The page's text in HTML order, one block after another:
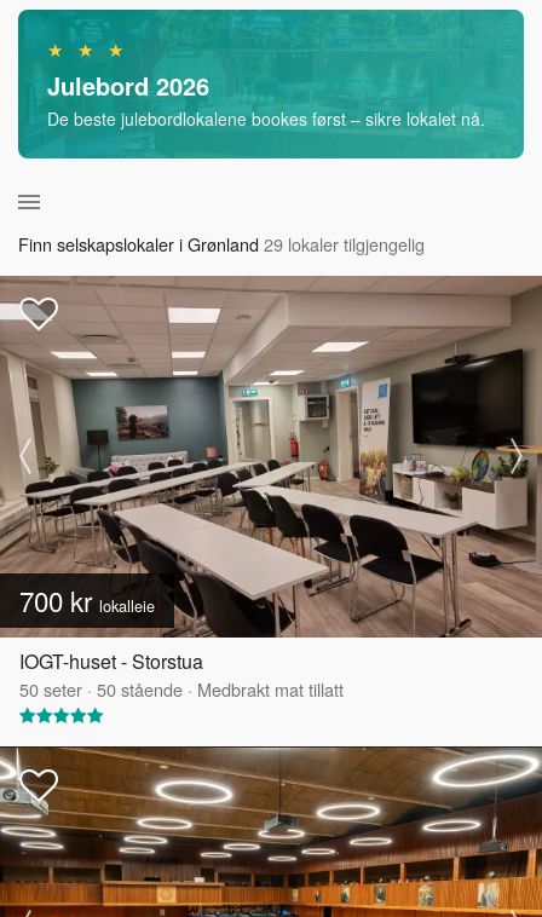
★ ★ ★
Julebord 2026
De beste julebordlokalene bookes først – sikre lokalet nå.
Finn selskapslokaler i Grønland29 lokaler tilgjengelig
700 kr lokalleie
IOGT-huset - Storstua
50seter · 50stående · Medbrakt mat tillatt